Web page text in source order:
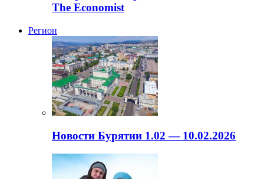
The Economist
Регион
Новости Бурятии 1.02 — 10.02.2026